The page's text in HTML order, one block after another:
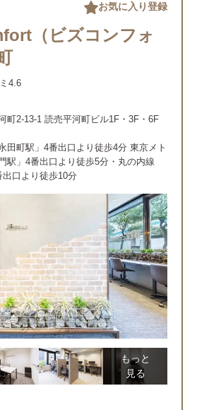
（ビズコンフォ
4.6
町2-13-1 読売平河町ビル1F・3F・6F
田町駅」4番出口より徒歩4分 東京メト
駅」4番出口より徒歩5分・丸の内線
出口より徒歩10分
お気に入り登録
もっと
見る